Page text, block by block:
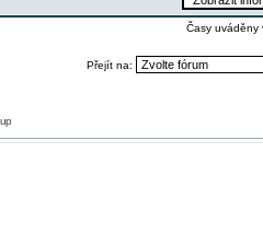
Časy uváděny
Přejít na: